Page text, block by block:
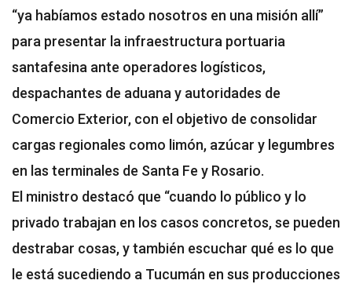
“ya habíamos estado nosotros en una misión allí”
para presentar la infraestructura portuaria
santafesina ante operadores logísticos,
despachantes de aduana y autoridades de
Comercio Exterior, con el objetivo de consolidar
cargas regionales como limón, azúcar y legumbres
en las terminales de Santa Fe y Rosario.
El ministro destacó que “cuando lo público y lo
privado trabajan en los casos concretos, se pueden
destrabar cosas, y también escuchar qué es lo que
le está sucediendo a Tucumán en sus producciones